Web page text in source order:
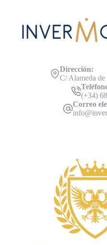
Dirección:
C/ Alameda
(+34)
Correo